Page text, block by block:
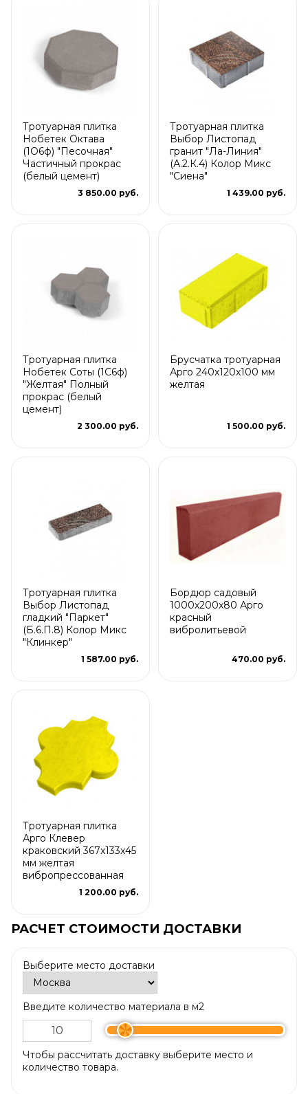
Тротуарная плитка
Нобетек Октава
(1О6ф) "Песочная"
Частичный прокрас
(белый цемент)
3 850.00 руб.
Тротуарная плитка
Выбор Листопад
гранит "Ла-Линия"
(А.2.К.4) Колор Микс
"Сиена"
1 439.00 руб.
Тротуарная плитка
Нобетек Соты (1С6ф)
"Желтая" Полный
прокрас (белый
цемент)
2 300.00 руб.
Брусчатка тротуарная
Арго 240x120x100 мм
желтая
1 500.00 руб.
Тротуарная плитка
Выбор Листопад
гладкий "Паркет"
(Б.6.П.8) Колор Микс
"Клинкер"
1 587.00 руб.
Бордюр садовый
1000х200х80 Арго
красный
вибролитьевой
470.00 руб.
Тротуарная плитка
Арго Клевер
краковский 367x133x45
мм желтая
вибропрессованная
1 200.00 руб.
РАСЧЕТ СТОИМОСТИ ДОСТАВКИ
Выберите место доставки
Введите количество материала в м2
Чтобы рассчитать доставку выберите место и
количество товара.